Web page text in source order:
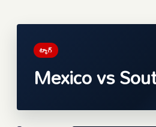
ట్యాగ్
Mexico vs